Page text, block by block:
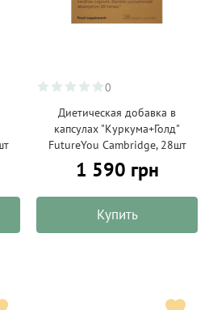
0
Диетическая добавка в
капсулах "Куркума+Голд"
FutureYou Cambridge, 28шт
1 590 грн
Купить